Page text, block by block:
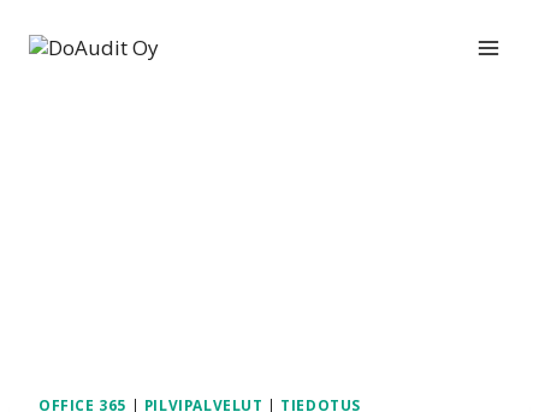
sisältöön
OFFICE 365 | PILVIPALVELUT | TIEDOTUS